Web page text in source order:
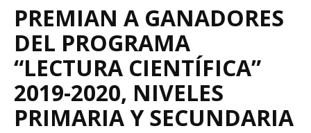
PREMIAN A GANADORES
DEL PROGRAMA
“LECTURA CIENTÍFICA”
2019-2020, NIVELES
PRIMARIA Y SECUNDARIA